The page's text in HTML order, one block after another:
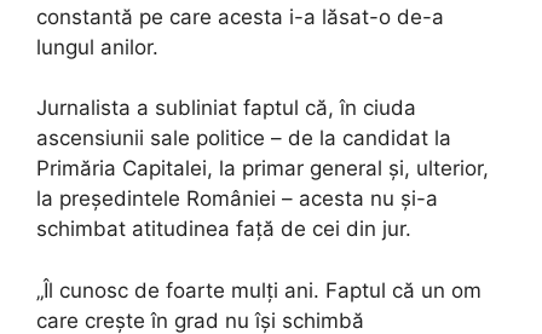
constantă pe care acesta i-a lăsat-o de-a
lungul anilor.
Jurnalista a subliniat faptul că, în ciuda
ascensiunii sale politice – de la candidat la
Primăria Capitalei, la primar general și, ulterior,
la președintele României – acesta nu și-a
schimbat atitudinea față de cei din jur.
„Îl cunosc de foarte mulți ani. Faptul că un om
care crește în grad nu își schimbă